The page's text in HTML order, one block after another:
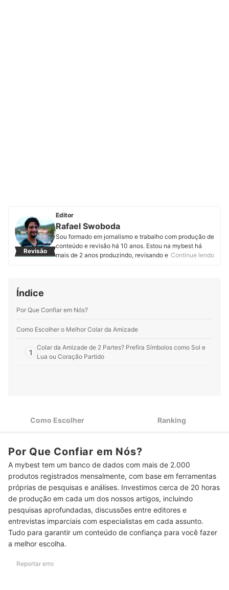
Revisão
Editor
Rafael Swoboda
Sou formado em jornalismo e trabalho com produção de
conteúdo e revisão há 10 anos. Estou na mybest há
mais de 2 anos produzindo, revisando e atualizando
Continue lendo
Índice
Por Que Confiar em Nós?
Como Escolher o Melhor Colar da Amizade
1
Colar da Amizade de 2 Partes? Prefira Símbolos como Sol e
Lua ou Coração Partido
4
Colar da Amizade Masculino? Escolha Símbolos como Peças
Geométricas ou Âncoras
Top 10 Melhores Colares da Amizade
Perguntas Frequentes sobre Colares da Amizade
Como Cuidar do Colar da Amizade?
Como Personalizar um Colar da Amizade?
Quais Colares da Amizade Estão em Tendência Atualmente?
Como Escolher Ranking
Por Que Confiar em Nós?
A mybest tem um banco de dados com mais de 2.000
produtos registrados mensalmente, com base em ferramentas
próprias de pesquisas e análises. Investimos cerca de 20 horas
de produção em cada um dos nossos artigos, incluindo
pesquisas aprofundadas, discussões entre editores e
entrevistas imparciais com especialistas em cada assunto.
Tudo para garantir um conteúdo de confiança para você fazer
a melhor escolha.
Reportar erro